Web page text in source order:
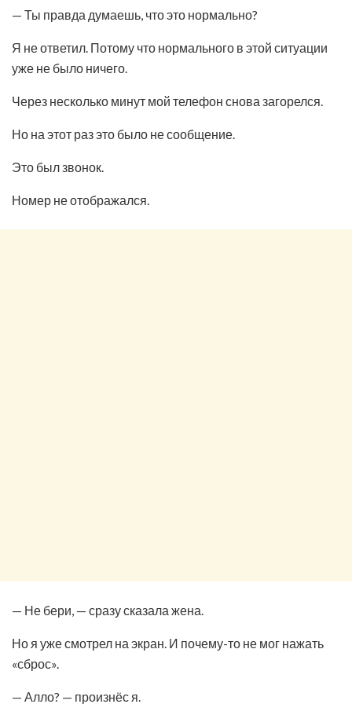
— Ты правда думаешь, что это нормально?
Я не ответил. Потому что нормального в этой ситуации
уже не было ничего.
Через несколько минут мой телефон снова загорелся.
Но на этот раз это было не сообщение.
Это был звонок.
Номер не отображался.
— Не бери, — сразу сказала жена.
Но я уже смотрел на экран. И почему-то не мог нажать
«сброс».
— Алло? — произнёс я.